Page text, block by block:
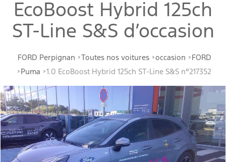
EcoBoost Hybrid 125ch
ST-Line S&S d’occasion
FORD Perpignan Toutes nos voitures occasion
FORD
Puma
1.0 EcoBoost Hybrid 125ch ST-Line S&S n°217352